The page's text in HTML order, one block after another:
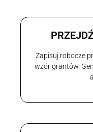
Zapisuj robocze
wzór grantów.